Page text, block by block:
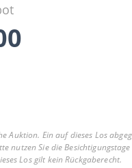
Auktion. Ein auf dieses Los
nutzen Sie die
Los gilt kein Rückgaberecht.